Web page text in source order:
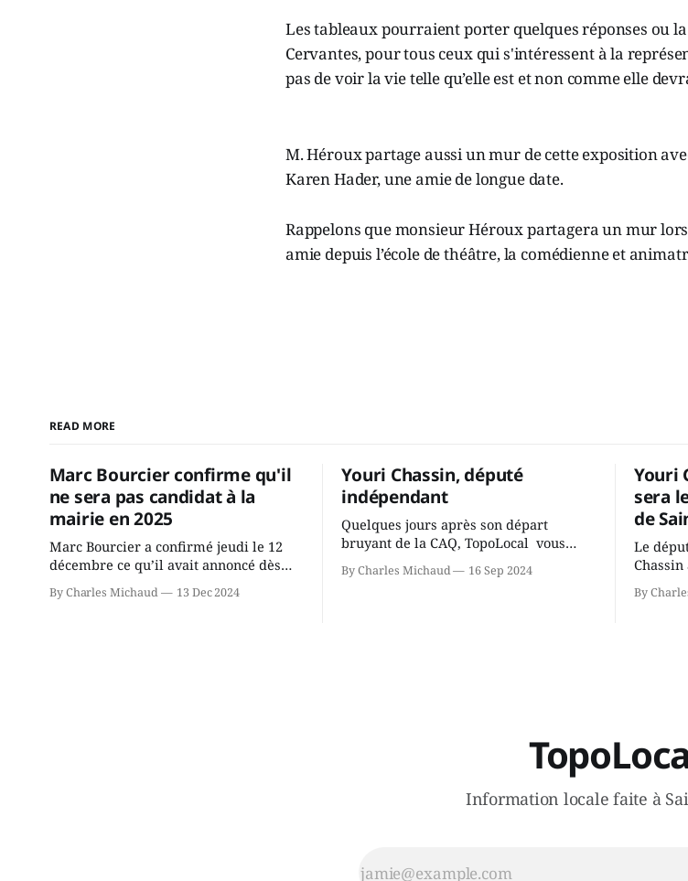
Les tableaux pourraient porter quelques réponses ou
Cervantes, pour tous ceux qui s'intéressent à la
pas de voir la vie telle qu’elle est et non comme elle
M. Héroux partage aussi un mur de cette exposition
Karen Hader, une amie de longue date.
Rappelons que monsieur Héroux partagera un mur
amie depuis l’école de théâtre, la comédienne et
READ MORE
Marc Bourcier confirme qu'il
ne sera pas candidat à la
mairie en 2025
Marc Bourcier a confirmé jeudi le 12
décembre ce qu’il avait annoncé dès
2021: il ne sollicitera pas de deuxième
mandat à titre de maire de Saint-
By Charles Michaud 13 Dec 2024
Youri Chassin, député
indépendant
Quelques jours après son départ
bruyant de la CAQ, TopoLocal vous
présente une conversation avec Youri
Chassin. Nous avons causé de sa
By Charles Michaud 16 Sep 2024
Youri
sera
de
Le
By
Information locale faite à